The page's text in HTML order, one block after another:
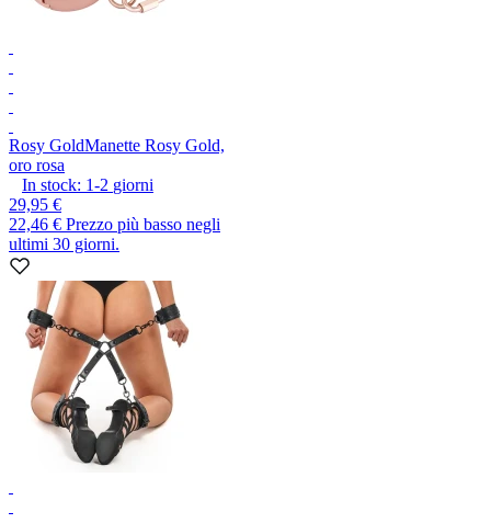
Rosy GoldManette Rosy Gold,
oro rosa
In stock: 1-2 giorni
29,95 €
22,46 € Prezzo più basso negli
ultimi 30 giorni.